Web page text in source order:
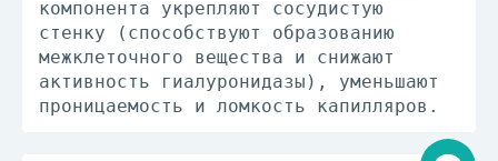
компонента укрепляют сосудистую
стенку (способствуют образованию
межклеточного вещества и снижают
активность гиалуронидазы), уменьшают
проницаемость и ломкость капилляров.